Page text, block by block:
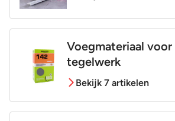
Voegmateriaal voor
tegelwerk
Bekijk 7 artikelen